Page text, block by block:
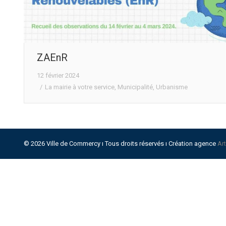
ZAEnR
12 février 2024
La mairie à votre service Municipalité Urbanisme
© 2026 Ville de Commercy ı Tous droits réservés ı Création agence